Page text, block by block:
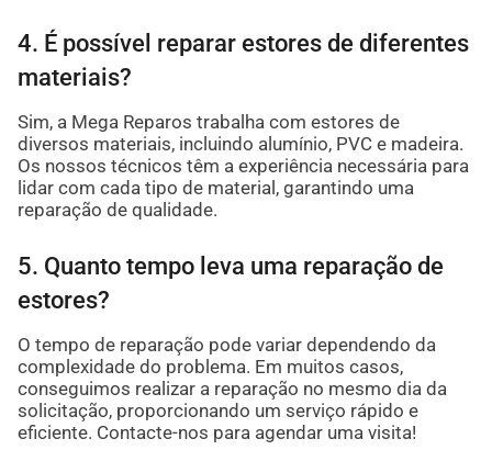
4. É possível reparar estores de diferentes
materiais?
Sim, a Mega Reparos trabalha com estores de
diversos materiais, incluindo alumínio, PVC e madeira.
Os nossos técnicos têm a experiência necessária para
lidar com cada tipo de material, garantindo uma
reparação de qualidade.
5. Quanto tempo leva uma reparação de
estores?
O tempo de reparação pode variar dependendo da
complexidade do problema. Em muitos casos,
conseguimos realizar a reparação no mesmo dia da
solicitação, proporcionando um serviço rápido e
eficiente. Contacte-nos para agendar uma visita!